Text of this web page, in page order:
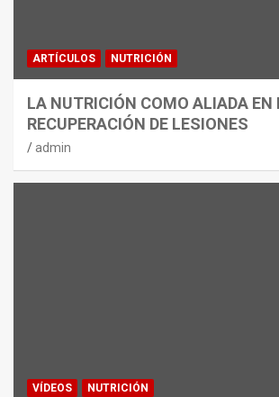
ARTÍCULOS NUTRICIÓN
LA NUTRICIÓN COMO ALIADA EN
RECUPERACIÓN DE LESIONES
admin
VÍDEOS NUTRICIÓN